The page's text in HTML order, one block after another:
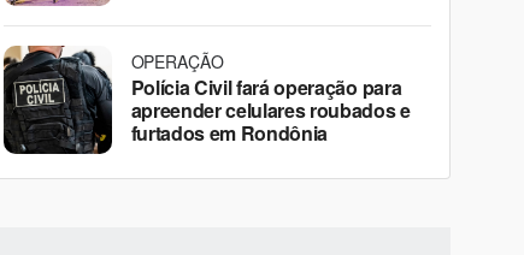
OPERAÇÃO
Polícia Civil fará operação para
apreender celulares roubados e
furtados em Rondônia